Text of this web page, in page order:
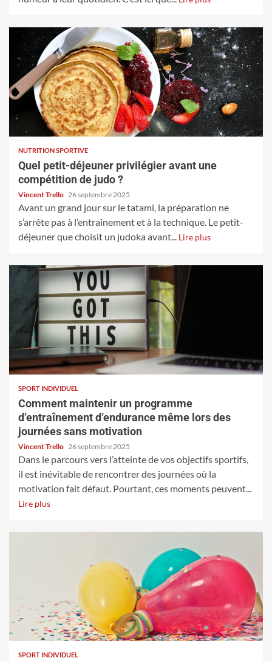
NUTRITION SPORTIVE
Quel petit-déjeuner privilégier avant une
compétition de judo ?
Vincent Trello 26 septembre 2025
Avant un grand jour sur le tatami, la préparation ne
s’arrête pas à l’entraînement et à la technique. Le petit-
déjeuner que choisit un judoka avant... Lire plus
SPORT INDIVIDUEL
Comment maintenir un programme
d’entraînement d’endurance même lors des
journées sans motivation
Vincent Trello 26 septembre 2025
Dans le parcours vers l’atteinte de vos objectifs sportifs,
il est inévitable de rencontrer des journées où la
motivation fait défaut. Pourtant, ces moments peuvent...
Lire plus
SPORT INDIVIDUEL